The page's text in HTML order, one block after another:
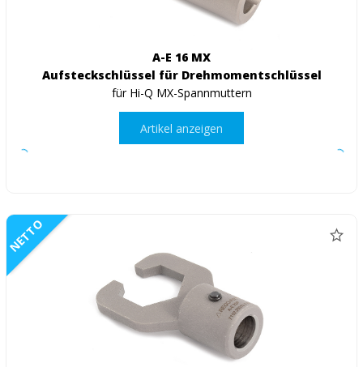
A-E 16 MX
Aufsteckschlüssel für Drehmomentschlüssel
für Hi-Q MX-Spannmuttern
Artikel anzeigen
NETTO